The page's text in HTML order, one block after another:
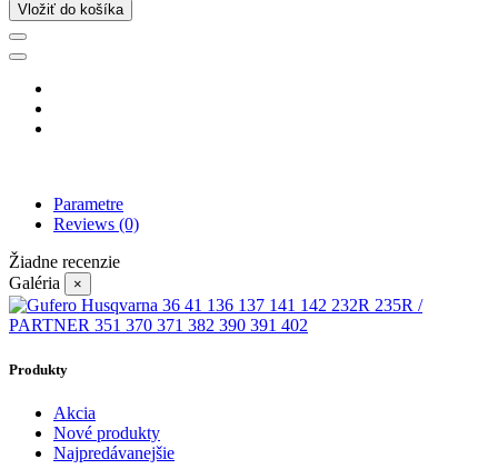
Vložiť do košíka
Parametre
Reviews (0)
Žiadne recenzie
Galéria
×
Produkty
Akcia
Nové produkty
Najpredávanejšie